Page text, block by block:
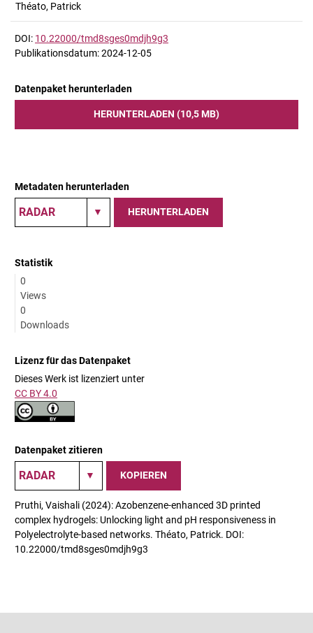
Théato, Patrick
DOI: 10.22000/tmd8sges0mdjh9g3
Publikationsdatum: 2024-12-05
Datenpaket herunterladen
HERUNTERLADEN (10,5 MB)
Metadaten herunterladen
HERUNTERLADEN
Statistik
0
Views
0
Downloads
Lizenz für das Datenpaket
Dieses Werk ist lizenziert unter
CC BY 4.0
Datenpaket zitieren
KOPIEREN
Pruthi, Vaishali (2024): Azobenzene-enhanced 3D printed
complex hydrogels: Unlocking light and pH responsiveness in
Polyelectrolyte-based networks. Théato, Patrick. DOI:
10.22000/tmd8sges0mdjh9g3